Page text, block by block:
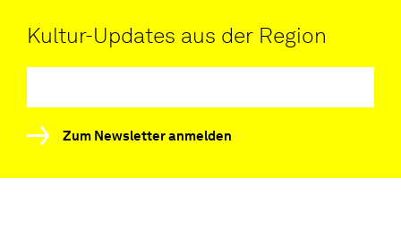
Kultur-Updates aus der Region
Zum Newsletter anmelden